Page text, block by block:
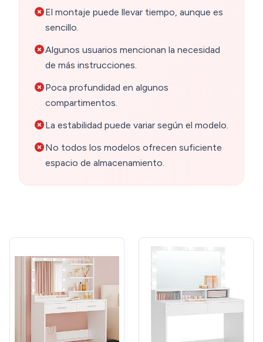
El montaje puede llevar tiempo, aunque es
sencillo.
Algunos usuarios mencionan la necesidad
de más instrucciones.
Poca profundidad en algunos
compartimentos.
La estabilidad puede variar según el modelo.
No todos los modelos ofrecen suficiente
espacio de almacenamiento.